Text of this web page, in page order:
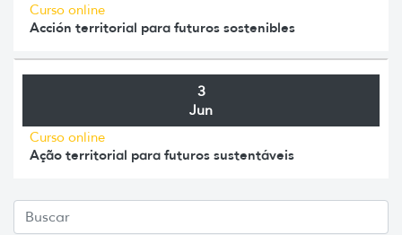
Curso online
Acción territorial para futuros sostenibles
3
Jun
Curso online
Ação territorial para futuros sustentáveis